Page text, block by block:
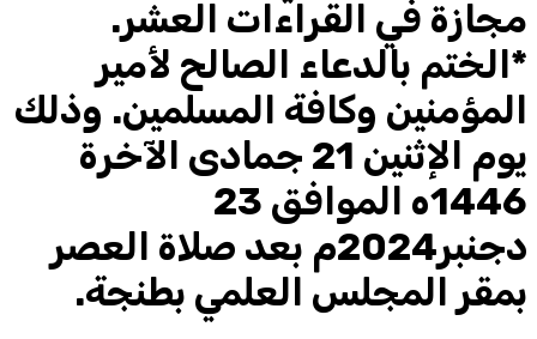
مجازة في القراءات العشر.
*الختم بالدعاء الصالح لأمير
المؤمنين وكافة المسلمين. وذلك
يوم الإثنين 21 جمادى الآخرة
1446ه الموافق 23
دجنبر2024م بعد صلاة العصر
بمقر المجلس العلمي بطنجة.